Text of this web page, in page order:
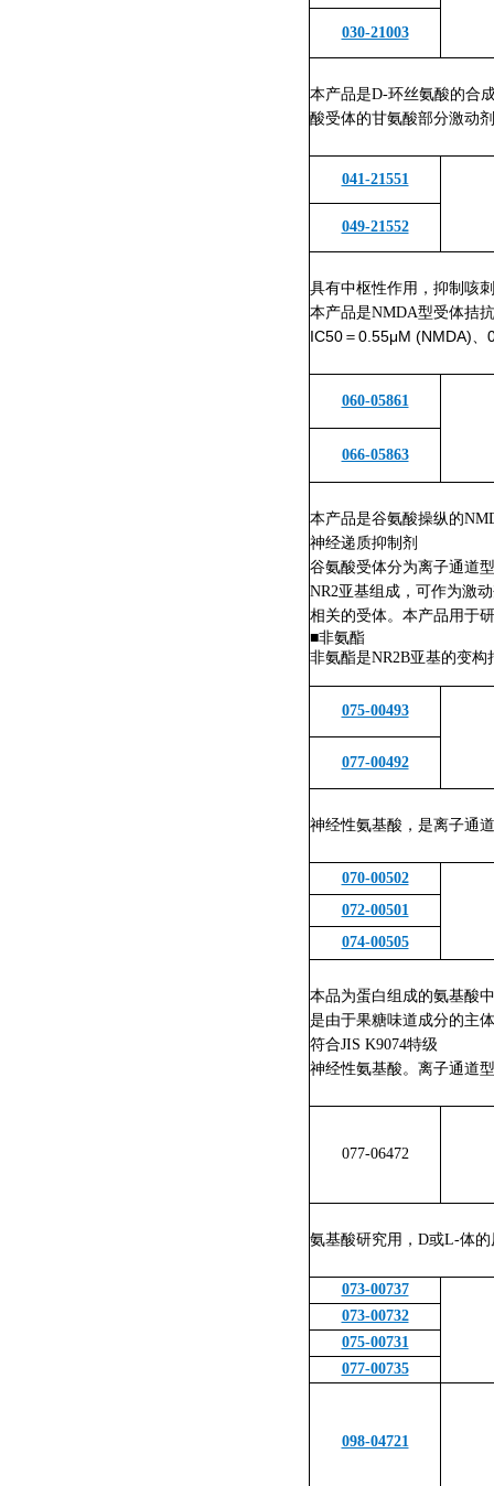
030-21003
本产品是D-环丝氨酸的合
酸受体的甘氨酸部分激动
041-21551
049-21552
具有中枢性作用，抑制咳
本产品是NMDA型受体拮
IC50＝0.55μM (NMDA)
060-05861
066-05863
本产品是谷氨酸操纵的
神经递质抑制剂
谷氨酸受体分为离子通道
NR2亚基组成，可作为激
相关的受体。本产品用于
■非氨酯
非氨酯是NR2B亚基的变
075-00493
077-00492
神经性氨基酸，是离子通
070-00502
072-00501
074-00505
本品为蛋白组成的氨基酸
是由于果糖味道成分的主
符合JIS K9074特级
神经性氨基酸。离子通道
077-06472
氨基酸研究用，D或L-体的
073-00737
073-00732
075-00731
077-00735
098-04721